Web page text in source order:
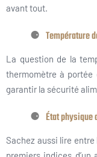
avant tout.
Température
La question de la
thermomètre à portée
garantir la sécurité
État
Sachez aussi lire